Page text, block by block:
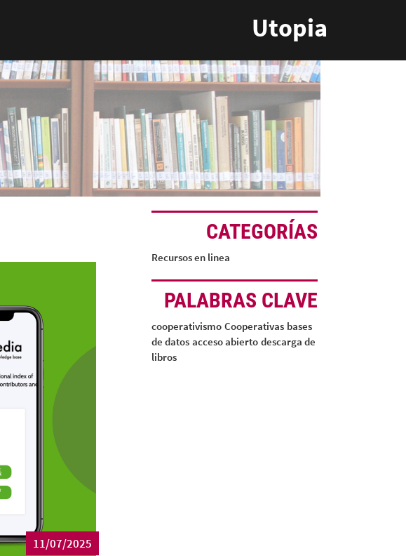
Utopia
11/07/2025
CATEGORÍAS
Recursos en linea
PALABRAS CLAVE
cooperativismo Cooperativas bases
de datos acceso abierto descarga de
libros